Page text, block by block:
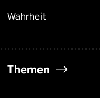
Wahrheit
Themen